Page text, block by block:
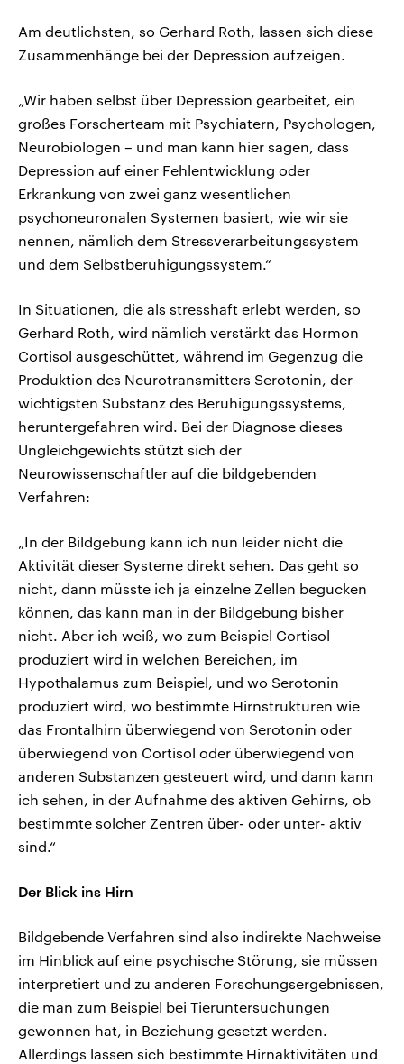
Am deutlichsten, so Gerhard Roth, lassen sich diese
Zusammenhänge bei der Depression aufzeigen.
„Wir haben selbst über Depression gearbeitet, ein
großes Forscherteam mit Psychiatern, Psychologen,
Neurobiologen – und man kann hier sagen, dass
Depression auf einer Fehlentwicklung oder
Erkrankung von zwei ganz wesentlichen
psychoneuronalen Systemen basiert, wie wir sie
nennen, nämlich dem Stressverarbeitungssystem
und dem Selbstberuhigungssystem.“
In Situationen, die als stresshaft erlebt werden, so
Gerhard Roth, wird nämlich verstärkt das Hormon
Cortisol ausgeschüttet, während im Gegenzug die
Produktion des Neurotransmitters Serotonin, der
wichtigsten Substanz des Beruhigungssystems,
heruntergefahren wird. Bei der Diagnose dieses
Ungleichgewichts stützt sich der
Neurowissenschaftler auf die bildgebenden
Verfahren:
„In der Bildgebung kann ich nun leider nicht die
Aktivität dieser Systeme direkt sehen. Das geht so
nicht, dann müsste ich ja einzelne Zellen begucken
können, das kann man in der Bildgebung bisher
nicht. Aber ich weiß, wo zum Beispiel Cortisol
produziert wird in welchen Bereichen, im
Hypothalamus zum Beispiel, und wo Serotonin
produziert wird, wo bestimmte Hirnstrukturen wie
das Frontalhirn überwiegend von Serotonin oder
überwiegend von Cortisol oder überwiegend von
anderen Substanzen gesteuert wird, und dann kann
ich sehen, in der Aufnahme des aktiven Gehirns, ob
bestimmte solcher Zentren über- oder unter- aktiv
sind.“
Der Blick ins Hirn
Bildgebende Verfahren sind also indirekte Nachweise
im Hinblick auf eine psychische Störung, sie müssen
interpretiert und zu anderen Forschungsergebnissen,
die man zum Beispiel bei Tieruntersuchungen
gewonnen hat, in Beziehung gesetzt werden.
Allerdings lassen sich bestimmte Hirnaktivitäten und